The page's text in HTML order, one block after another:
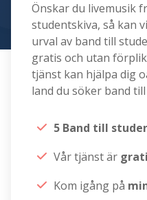
Önskar du livemusik
studentskiva, så kan
urval av band till
gratis och utan
tjänst kan hjälpa dig
land du söker band
5 Band till
Vår tjänst är
Kom igång på